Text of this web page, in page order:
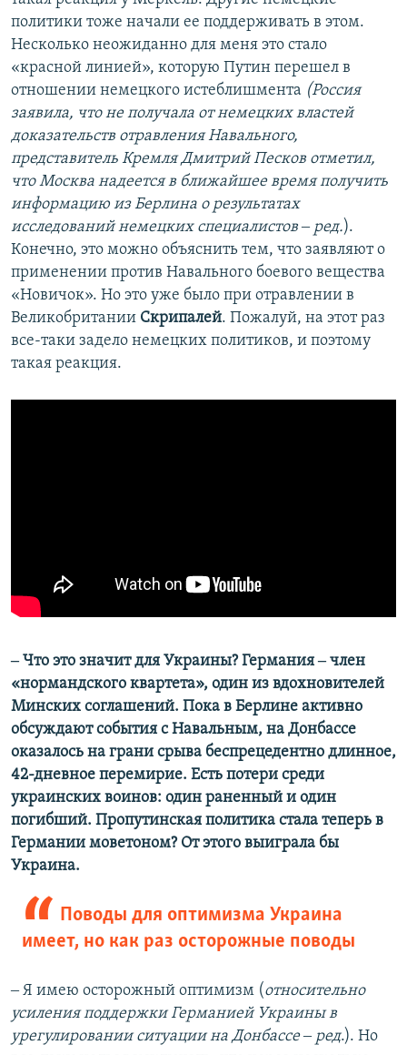
политики тоже начали ее поддерживать в этом.
Несколько неожиданно для меня это стало
«красной линией», которую Путин перешел в
отношении немецкого истеблишмента (Россия
заявила, что не получала от немецких властей
доказательств отравления Навального,
представитель Кремля Дмитрий Песков отметил,
что Москва надеется в ближайшее время получить
информацию из Берлина о результатах
исследований немецких специалистов ‒ ред.).
Конечно, это можно объяснить тем, что заявляют о
применении против Навального боевого вещества
«Новичок». Но это уже было при отравлении в
Великобритании Скрипалей. Пожалуй, на этот раз
все-таки задело немецких политиков, и поэтому
такая реакция.
‒ Что это значит для Украины? Германия ‒ член
«нормандского квартета», один из вдохновителей
Минских соглашений. Пока в Берлине активно
обсуждают события с Навальным, на Донбассе
оказалось на грани срыва беспрецедентно длинное,
42-дневное перемирие. Есть потери среди
украинских воинов: один раненный и один
погибший. Пропутинская политика стала теперь в
Германии моветоном? От этого выиграла бы
Украина.
Поводы для оптимизма Украина
имеет, но как раз осторожные поводы
‒ Я имею осторожный оптимизм (относительно
усиления поддержки Германией Украины в
урегулировании ситуации на Донбассе ‒ ред.). Но